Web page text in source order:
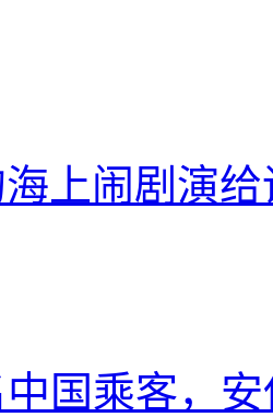
上闹剧演
国乘客，